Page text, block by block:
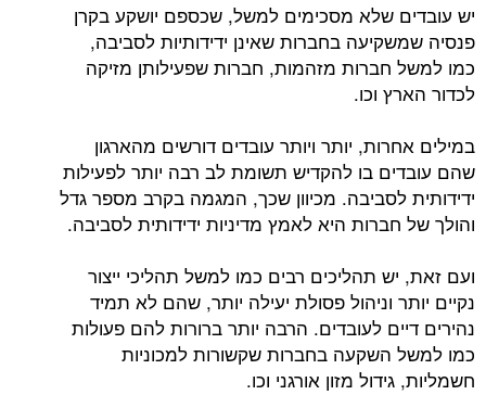
יש עובדים שלא מסכימים למשל, שכספם יושקע בקרן
פנסיה שמשקיעה בחברות שאינן ידידותיות לסביבה,
כמו למשל חברות מזהמות, חברות שפעילותן מזיקה
לכדור הארץ וכו.
במילים אחרות, יותר ויותר עובדים דורשים מהארגון
שהם עובדים בו להקדיש תשומת לב רבה יותר לפעילות
ידידותית לסביבה. מכיוון שכך, המגמה בקרב מספר גדל
והולך של חברות היא לאמץ מדיניות ידידותית לסביבה.
ועם זאת, יש תהליכים רבים כמו למשל תהליכי ייצור
נקיים יותר וניהול פסולת יעילה יותר, שהם לא תמיד
נהירים דיים לעובדים. הרבה יותר ברורות להם פעולות
כמו למשל השקעה בחברות שקשורות למכוניות
חשמליות, גידול מזון אורגני וכו.